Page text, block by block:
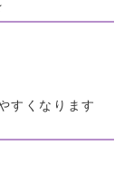
すくなります